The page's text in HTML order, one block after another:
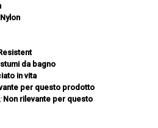
Nylon
da bagno
in vita
per questo prodotto
Non rilevante per questo